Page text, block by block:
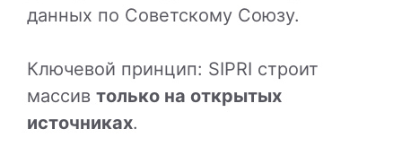
данных по Советскому Союзу.
Ключевой принцип: SIPRI строит
массив только на открытых
источниках.